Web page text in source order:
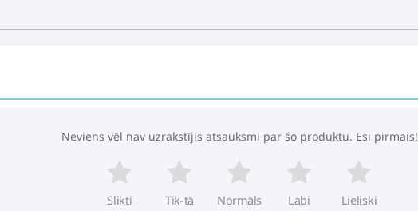
Neviens vēl nav uzrakstījis atsauksmi par šo produktu. Esi pirmais!
Slikti Tik-tā Normāls Labi Lieliski